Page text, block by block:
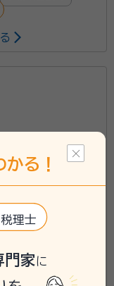
分かりやすく説明して
などのやり取りし、ス
る！
理士
門家に